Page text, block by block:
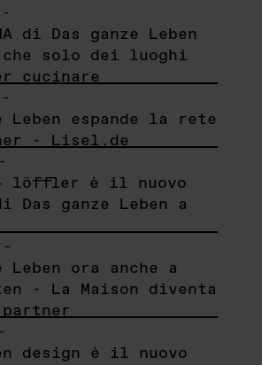
di Das ganze Leben
solo dei luoghi
cucinare
Leben espande la rete
- Lisel.de
+ löffler è il nuovo
Das ganze Leben a
-
Leben ora anche a
- La Maison diventa
design è il nuovo